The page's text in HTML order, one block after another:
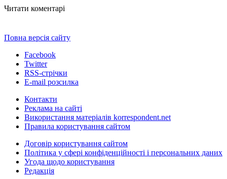
Читати коментарі
Повна версія сайту
Facebook
Twitter
RSS-стрічки
E-mail розсилка
Контакти
Реклама на сайті
Використання матеріалів korrespondent.net
Правила користування сайтом
Договір користування сайтом
Політика у сфері конфіденційності і персональних даних
Угода щодо користування
Редакція